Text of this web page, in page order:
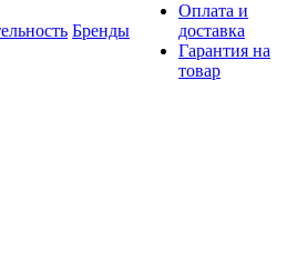
Бренды
Оплата и
доставка
Гарантия на
товар